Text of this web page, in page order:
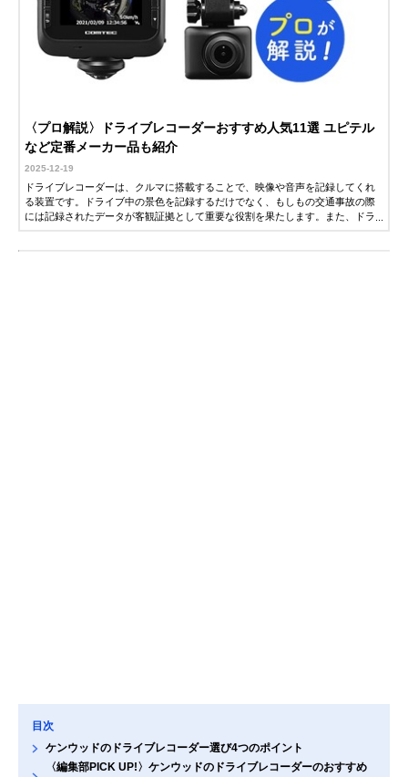
〈プロ解説〉ドライブレコーダーおすすめ人気11選 ユピテル
など定番メーカー品も紹介
2025-12-19
ドライブレコーダーは、クルマに搭載することで、映像や音声を記録してくれ
る装置です。ドライブ中の景色を記録するだけでなく、もしもの交通事故の際
には記録されたデータが客観証拠として重要な役割を果たします。また、ドラ
目次
ケンウッドのドライブレコーダー選び4つのポイント
〈編集部PICK UP!〉ケンウッドのドライブレコーダーのおすすめ